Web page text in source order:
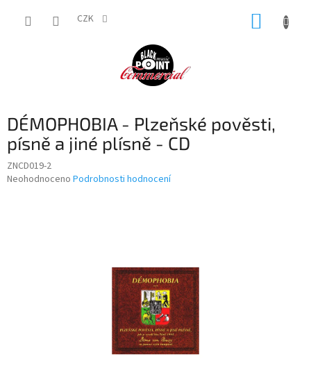
CZK
DÉMOPHOBIA - Plzeňské pověsti,
písně a jiné plísně - CD
ZNCD019-2
Průměrné
Neohodnoceno Podrobnosti hodnocení